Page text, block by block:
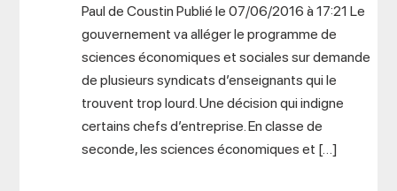
Paul de Coustin Publié le 07/06/2016 à 17:21 Le
gouvernement va alléger le programme de
sciences économiques et sociales sur demande
de plusieurs syndicats d’enseignants qui le
trouvent trop lourd. Une décision qui indigne
certains chefs d’entreprise. En classe de
seconde, les sciences économiques et […]